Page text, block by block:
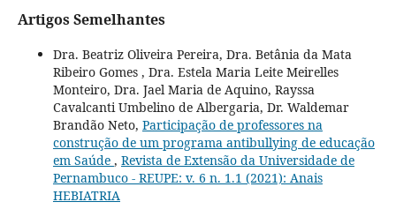
Artigos Semelhantes
Dra. Beatriz Oliveira Pereira, Dra. Betânia da Mata
Ribeiro Gomes , Dra. Estela Maria Leite Meirelles
Monteiro, Dra. Jael Maria de Aquino, Rayssa
Cavalcanti Umbelino de Albergaria, Dr. Waldemar
Brandão Neto, Participação de professores na
construção de um programa antibullying de educação
em Saúde , Revista de Extensão da Universidade de
Pernambuco - REUPE: v. 6 n. 1.1 (2021): Anais
HEBIATRIA